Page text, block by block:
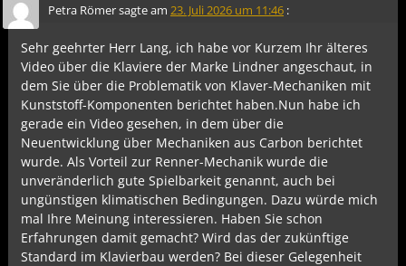
Petra Römersagte am 23. Juli 2026 um 11:46 :
Sehr geehrter Herr Lang, ich habe vor Kurzem Ihr älteres
Video über die Klaviere der Marke Lindner angeschaut, in
dem Sie über die Problematik von Klaver-Mechaniken mit
Kunststoff-Komponenten berichtet haben.Nun habe ich
gerade ein Video gesehen, in dem über die
Neuentwicklung über Mechaniken aus Carbon berichtet
wurde. Als Vorteil zur Renner-Mechanik wurde die
unveränderlich gute Spielbarkeit genannt, auch bei
ungünstigen klimatischen Bedingungen. Dazu würde mich
mal Ihre Meinung interessieren. Haben Sie schon
Erfahrungen damit gemacht? Wird das der zukünftige
Standard im Klavierbau werden? Bei dieser Gelegenheit